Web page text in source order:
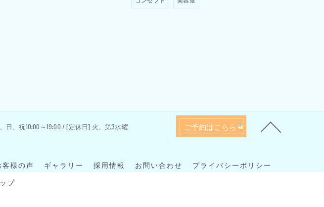
日、祝10:00～19:00 / [定休日] 火、第3水曜 ご予約はこちら
客様の声 ギャラリー 採用情報 お問い合わせ
プライバシーポリシー
プ